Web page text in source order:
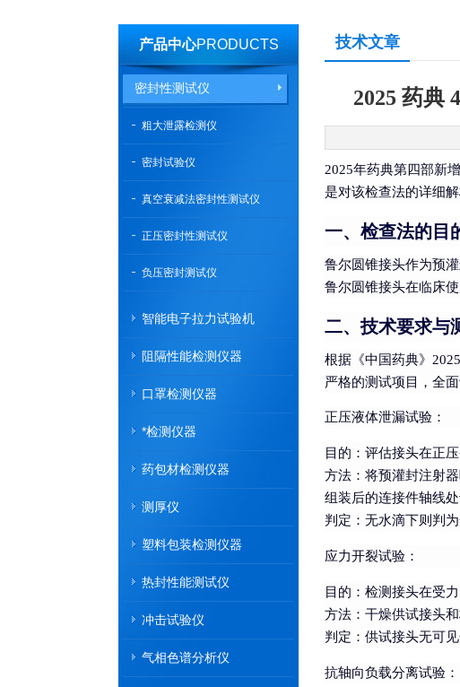
产品中心PRODUCTS
密封性测试仪
粗大泄露检测仪
密封试验仪
真空衰减法密封性测试仪
正压密封性测试仪
负压密封测试仪
智能电子拉力试验机
阻隔性能检测仪器
口罩检测仪器
*检测仪器
药包材检测仪器
测厚仪
塑料包装检测仪器
热封性能测试仪
冲击试验仪
气相色谱分析仪
技术文章
2025 药典
2025年药典第四部新
是对该检查法的详细解
一、检查法的目
鲁尔圆锥接头作为预
鲁尔圆锥接头在临床
二、技术要求与
根据《中国药典》
严格的测试项目，全
正压液体泄漏试验 ：
目的 ：评估接头在正
方法 ：将预灌封注射
组装后的连接件轴线
判定 ：无水滴下则判为
应力开裂试验 ：
目的 ：检测接头在受
方法 ：干燥供试接头
判定 ：供试接头无可
抗轴向负载分离试验 ：